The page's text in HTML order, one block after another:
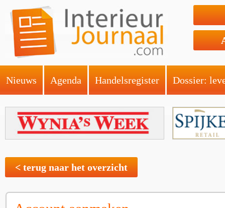
Nieuws Agenda Handelsregister Dossier:
< terug naar het overzicht